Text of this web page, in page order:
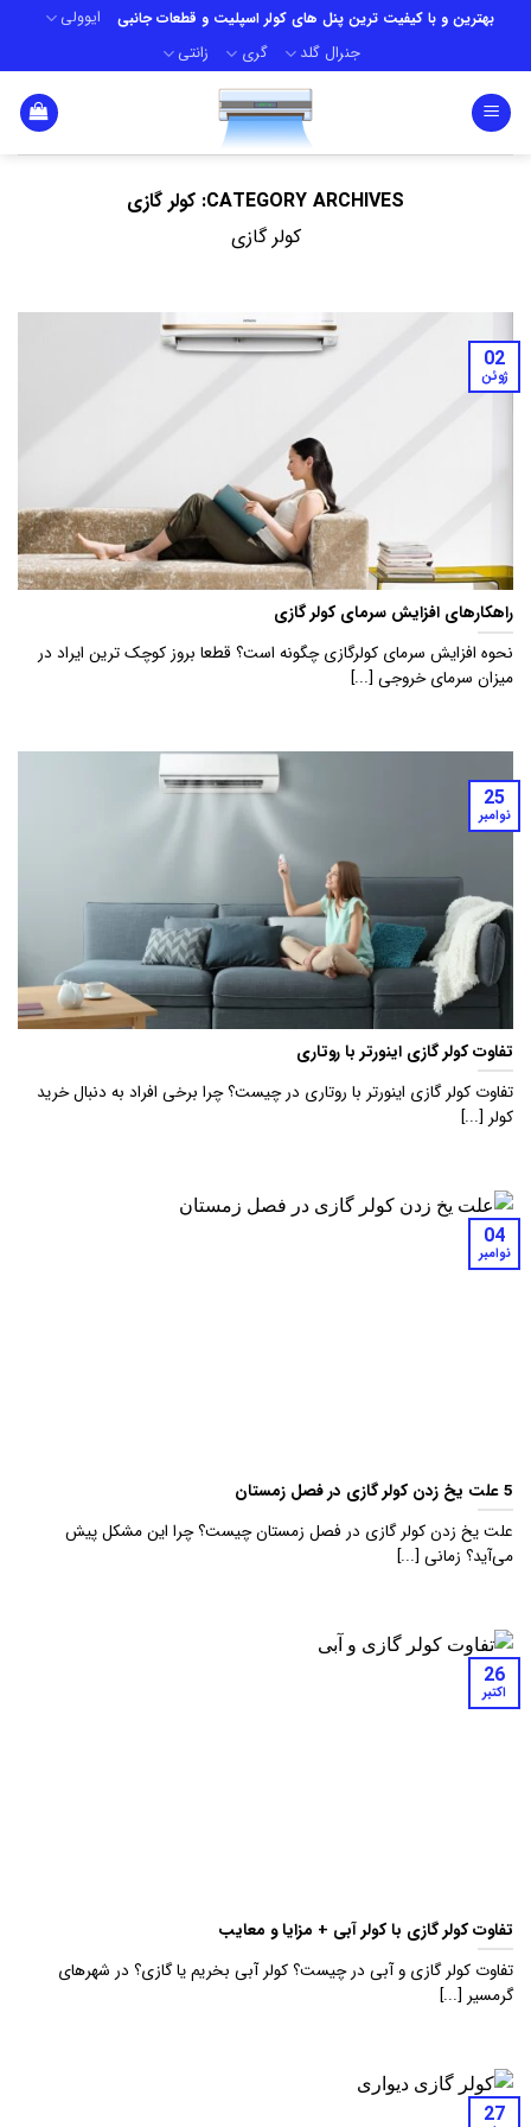
content
بهترین و با کیفیت ترین پنل های کولر اسپلیت و قطعات جانبی
ایوولی
جنرال گلد
گری زانتی
CATEGORY ARCHIVES: کولر گازی
کولر گازی
راهکارهای افزایش سرمای کولر گازی
نحوه افزایش سرمای کولرگازی چگونه است؟ قطعا بروز کوچک ترین ایراد در
میزان سرمای خروجی [...]
02
ژوئن
تفاوت کولر گازی اینورتر با روتاری
تفاوت کولر گازی اینورتر با روتاری در چیست؟ چرا برخی افراد به دنبال خرید
کولر [...]
25
نوامبر
5 علت یخ زدن کولر گازی در فصل زمستان
علت یخ زدن کولر گازی در فصل زمستان چیست؟ چرا این مشکل پیش
می‌آید؟ زمانی [...]
04
نوامبر
تفاوت کولر گازی با کولر آبی + مزایا و معایب
تفاوت کولر گازی و آبی در چیست؟ کولر آبی بخریم یا گازی؟ در شهرهای
گرمسیر [...]
26
اکتبر
27